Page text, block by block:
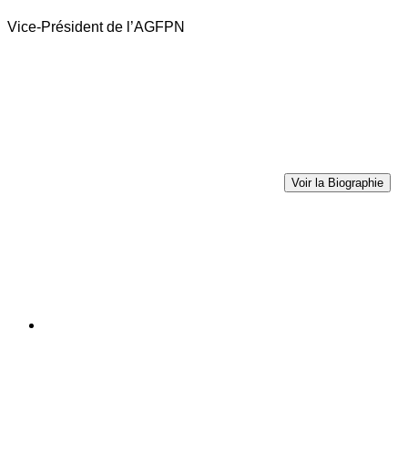
Vice-Président de l’AGFPN
Voir la Biographie